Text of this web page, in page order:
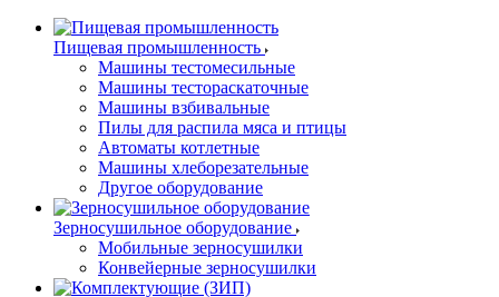
Пищевая промышленность
Машины тестомесильные
Машины тестораскаточные
Машины взбивальные
Пилы для распила мяса и птицы
Автоматы котлетные
Машины хлеборезательные
Другое оборудование
Зерносушильное оборудование
Мобильные зерносушилки
Конвейерные зерносушилки